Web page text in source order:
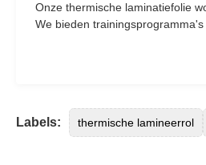
Onze thermische laminatiefolie
We bieden
Labels: thermische lamineerrol